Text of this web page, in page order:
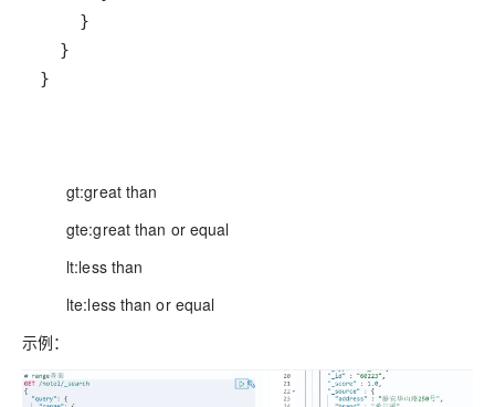
}
gt:great than
gte:great than or equal
lt:less than
lte:less than or equal
示例：